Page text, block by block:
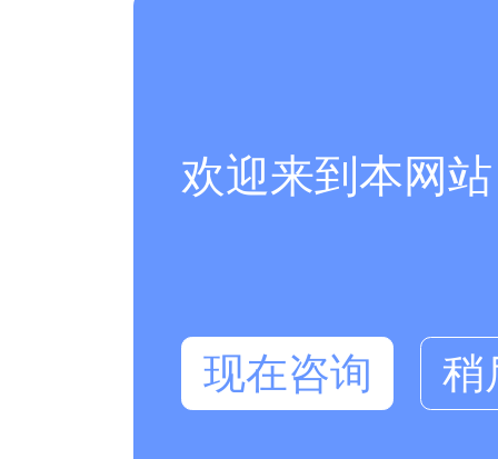
欢迎来到本网
现在咨询 稍